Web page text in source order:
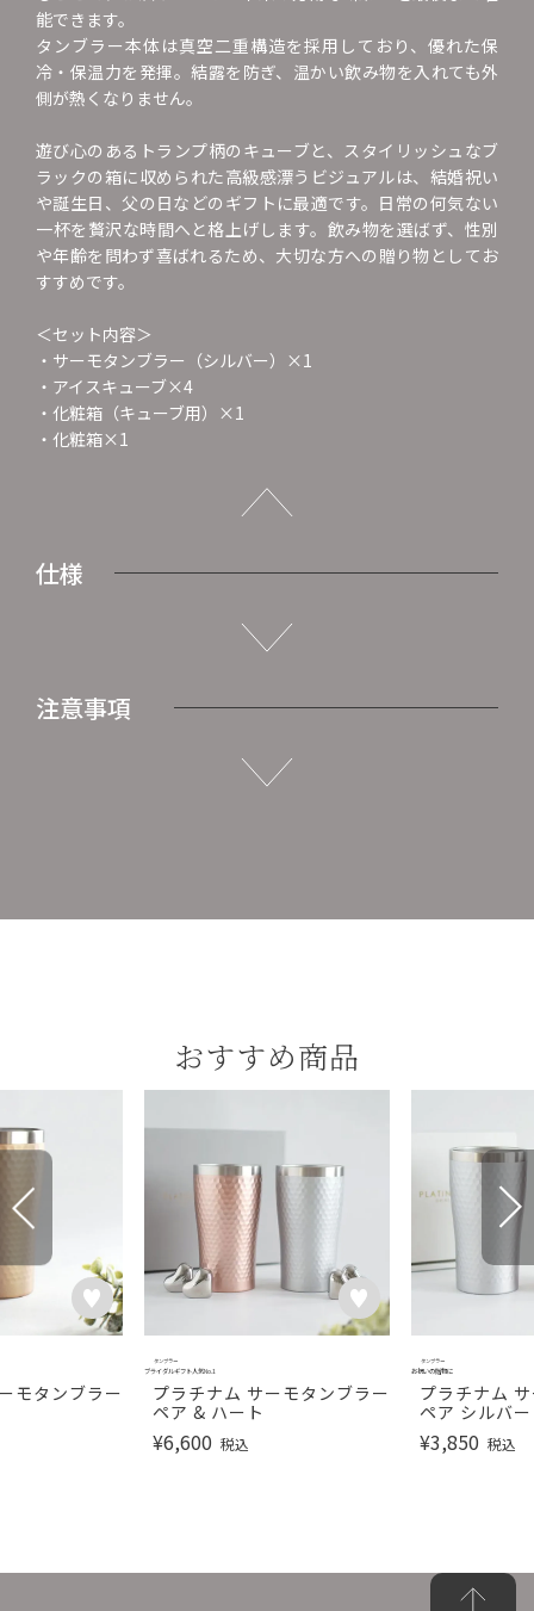
能できます。
タンブラー本体は真空二重構造を採用しており、優れた保
冷・保温力を発揮。結露を防ぎ、温かい飲み物を入れても外
側が熱くなりません。
遊び心のあるトランプ柄のキューブと、スタイリッシュなブ
ラックの箱に収められた高級感漂うビジュアルは、結婚祝い
や誕生日、父の日などのギフトに最適です。日常の何気ない
一杯を贅沢な時間へと格上げします。飲み物を選ばず、性別
や年齢を問わず喜ばれるため、大切な方への贈り物としてお
すすめです。
＜セット内容＞
・サーモタンブラー（シルバー）×1
・アイスキューブ×4
・化粧箱（キューブ用）×1
・化粧箱×1
仕様
注意事項
おすすめ商品
モタンブラー
プラチナム サーモタンブラー
ペア & ハート
タンブラー
¥6,600 税込
ブライダルギフト人気No.1
プラチナム
ペア シルバ
タンブラー
¥3,850 税込
お祝いの贈物に